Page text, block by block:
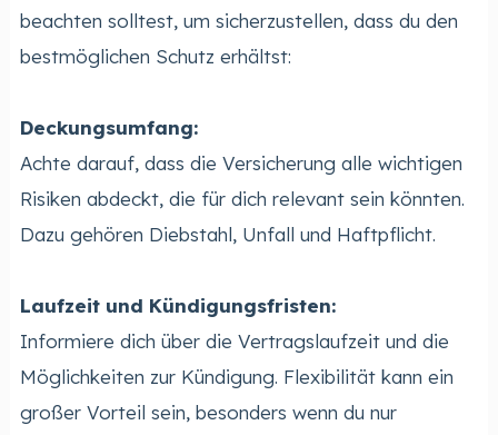
beachten solltest, um sicherzustellen, dass du den
bestmöglichen Schutz erhältst:
Deckungsumfang:
Achte darauf, dass die Versicherung alle wichtigen
Risiken abdeckt, die für dich relevant sein könnten.
Dazu gehören Diebstahl, Unfall und Haftpflicht.
Laufzeit und Kündigungsfristen:
Informiere dich über die Vertragslaufzeit und die
Möglichkeiten zur Kündigung. Flexibilität kann ein
großer Vorteil sein, besonders wenn du nur